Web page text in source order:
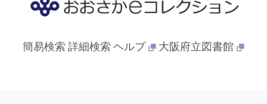
簡易検索 詳細検索 ヘルプ 大阪府立図書館